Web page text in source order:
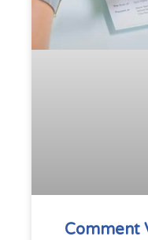
Comment